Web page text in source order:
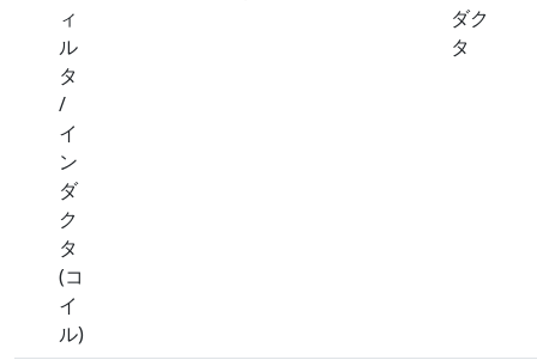
ィ
ル
タ
/
イ
ン
ダ
ク
タ
(コ
イ
ル)
ダク
タ